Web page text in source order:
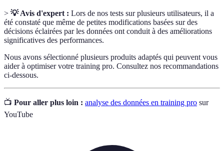
> 💡 Avis d'expert : Lors de nos tests sur plusieurs utilisateurs, il a
été constaté que même de petites modifications basées sur des
décisions éclairées par les données ont conduit à des améliorations
significatives des performances.
Nous avons sélectionné plusieurs produits adaptés qui peuvent vous
aider à optimiser votre training pro. Consultez nos recommandations
ci-dessous.
📺 Pour aller plus loin : analyse des données en training pro sur
YouTube